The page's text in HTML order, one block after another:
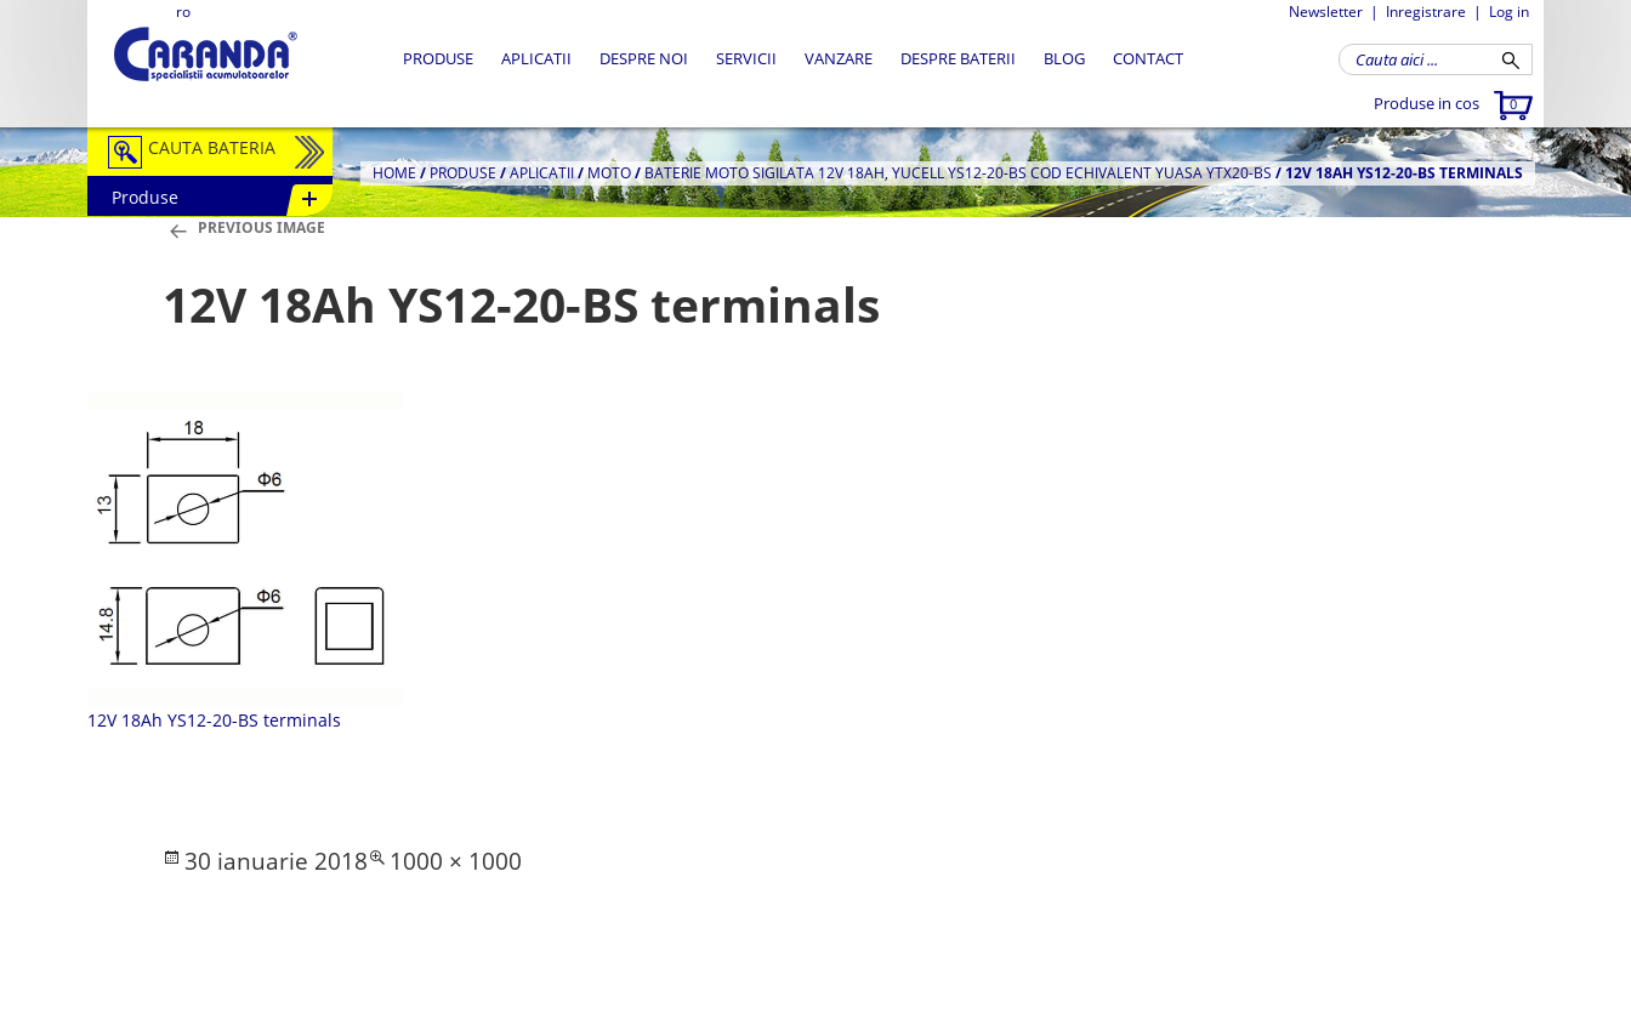
ro Newsletter | Inregistrare | Log in
Produse in cos 0
PRODUSE APLICATII DESPRE NOI SERVICII VANZARE DESPRE BATERII BLOG CONTACT
CAUTA BATERIA
Auto / Moto
Semitractiune
Fotovoltaice
Produse
HOME/PRODUSE /APLICATII/MOTO/BATERIE MOTO SIGILATA 12V 18AH, YUCELL YS12-20-BS COD ECHIVALENT YUASA YTX20-BS/12V 18AH YS12-20-BS TERMINALS
PREVIOUS IMAGE
12V 18Ah YS12-20-BS terminals
12V 18Ah YS12-20-BS terminals
Posted
30 ianuarie 2018
Full
1000 × 1000